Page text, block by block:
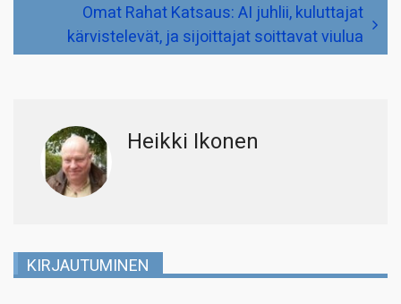
Omat Rahat Katsaus: AI juhlii, kuluttajat
kärvistelevät, ja sijoittajat soittavat viulua
Heikki Ikonen
KIRJAUTUMINEN